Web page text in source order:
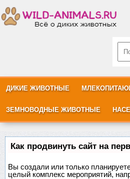
ДИКИЕ ЖИВОТНЫЕ
ЗЕМНОВОДНЫЕ ЖИВОТНЫЕ
Как продвинуть сайт на
Вы создали или только
целый комплекс мероприятий,